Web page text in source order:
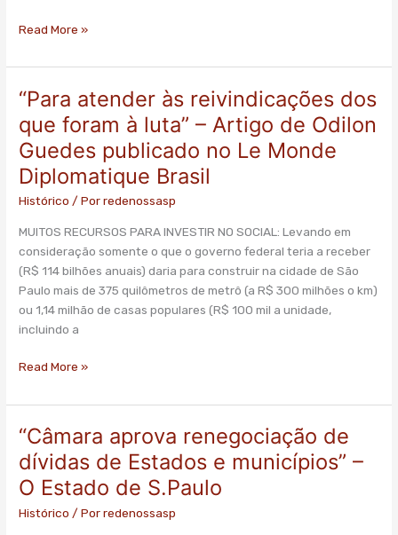
Read More »
“Para atender às reivindicações dos
que foram à luta” – Artigo de Odilon
Guedes publicado no Le Monde
Diplomatique Brasil
Histórico / Porredenossasp
MUITOS RECURSOS PARA INVESTIR NO SOCIAL: Levando em
consideração somente o que o governo federal teria a receber
(R$ 114 bilhões anuais) daria para construir na cidade de São
Paulo mais de 375 quilômetros de metrô (a R$ 300 milhões o km)
ou 1,14 milhão de casas populares (R$ 100 mil a unidade,
incluindo a
“Para
às
reivindicações
dos
à
luta”
–
Artigo
de
Odilon
publicado
Le
Monde
Diplomatique
Brasil
Read More »
“Câmara aprova renegociação de
dívidas de Estados e municípios” –
O Estado de S.Paulo
Histórico / Porredenossasp
“Câmara
aprova
renegociação
de
dívidas